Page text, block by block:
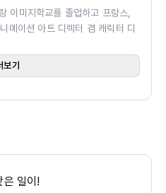
두 배!
하는 카즈와 클레어 그림은
요. 특히 유령 카즈는 테두리
맞게 잘 연출된 그림은 아
그린 후 오려서 역할 놀이를
나라에 번역 출간된 도서로 《동
루먼 스쿨 악플 사건》 등이 있습니
이미지학교를 졸업하고 프랑스,
메이션 아트 디렉터 겸 캐릭터 디
어린이 책에 관심을 가지기 시작
책을 쓰고 삽화를 그렸습니다.
보기
은 일이!